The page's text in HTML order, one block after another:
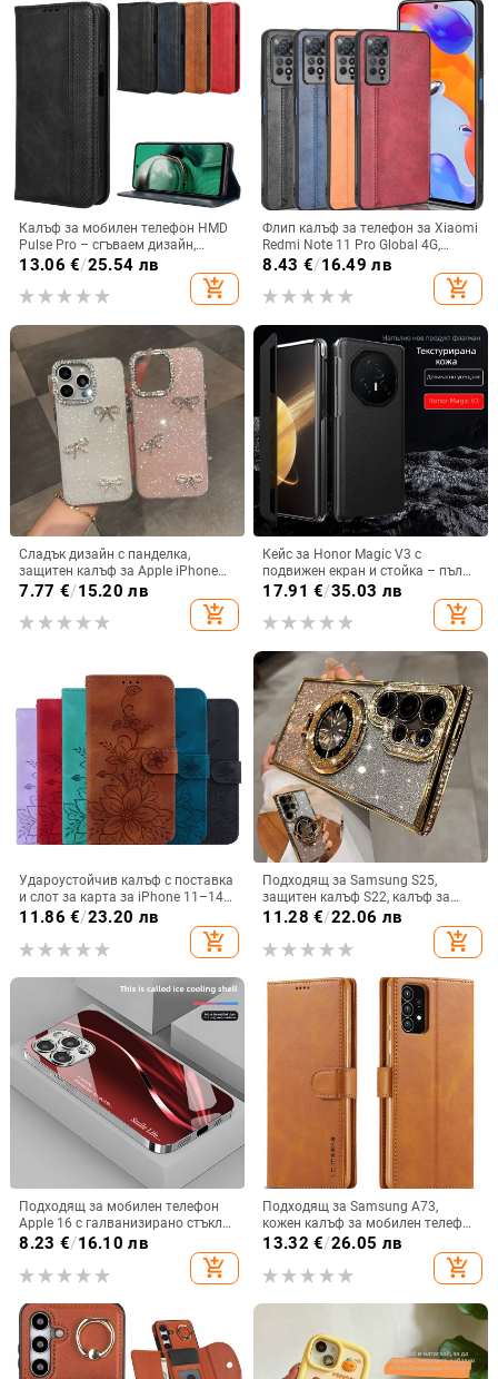
Калъф за мобилен телефон HMD
Pulse Pro – сгъваем дизайн,
магнитно задържане, джоб за
карти, TPU кожа, удароустойчив
13.06 €/25.54 лв
add_shopping_cart
Флип калъф за телефон за Xiaomi
Redmi Note 11 Pro Global 4G,
имитационна кожа, бизнес стил
8.43 €/16.49 лв
add_shopping_cart
Сладък дизайн с панделка,
защитен калъф за Apple iPhone
11–15 Pro Max, пълен обхват
7.77 €/15.20 лв
add_shopping_cart
Кейс за Honor Magic V3 с
подвижен екран и стойка – пълна
защита, удароустойчив, против
имитационна кожа, прецизна
17.91 €/35.03 лв
add_shopping_cart
Удароустойчив калъф с поставка
и слот за карта за iPhone 11–14
Pro Max, изкуствена кожа,
11.86 €/23.20 лв
add_shopping_cart
Подходящ за Samsung S25,
защитен калъф S22, калъф за
мобилен телефон Edge Drill, S24,
прозрачен магнитен държач със
стрази A56, брокат против
11.28 €/22.06 лв
add_shopping_cart
Подходящ за мобилен телефон
Apple 16 с галванизирано стъкло
и ослепителна течаща светлина,
семпъл iPhone 17 Pro, модерен и
лек луксозен 14 Plus.
8.23 €/16.10 лв
add_shopping_cart
Подходящ за Samsung A73,
кожен калъф за мобилен телефон
A36/A16, калъф за мобилен
телефон A26/A56, флип калъф,
защитен калъф, невидима скоба.
13.32 €/26.05 лв
add_shopping_cart